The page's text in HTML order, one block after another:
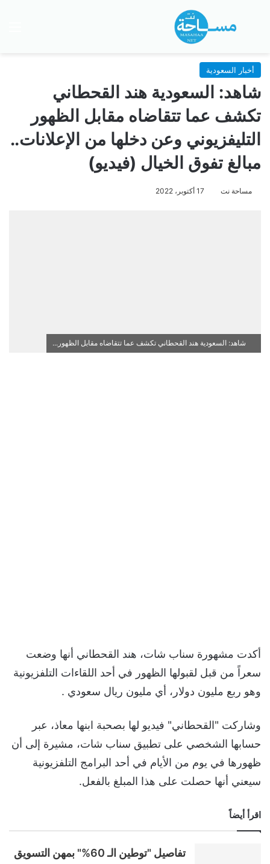
بحث عن
أخبار السعودية
شاهد: السعودية هند القحطاني
تكشف عما تتقاضاه مقابل الظهور
التليفزيوني وعن دخلها من الإعلانات..
مبالغ تفوق الخيال (فيديو)
مساحة نت 17 أكتوبر، 2022
شاهد: السعودية هند القحطاني تكشف عما تتقاضاه مقابل الظهور...
أكدت مشهورة سناب شات، هند القحطاني أنها وضعت
سعراً من قبل لقبولها الظهور في أحد اللقاءات التلفزيونية
وهو ربع مليون دولار، أي مليون ريال سعودي .
وشاركت "القحطاني" فيديو لها بصحبة ابنها معاذ، عبر
حسابها الشخصي على تطبيق سناب شات، مشيرة إلى أن
ظهورها في يوم من الأيام في أحد البرامج التلفزيونية
سيعني أنها حصلت على هذا المبلغ بالفعل.
اقرأ أيضاً
تفاصيل "توطين الـ 60%" بمهن التسويق